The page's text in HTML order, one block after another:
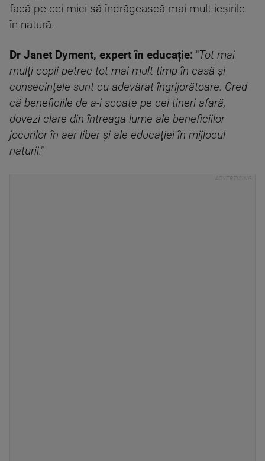
facă pe cei mici să îndrăgească mai mult ieşirile
în natură.
Dr Janet Dyment, expert în educație: "Tot mai
mulţi copii petrec tot mai mult timp în casă şi
consecinţele sunt cu adevărat îngrijorătoare. Cred
că beneficiile de a-i scoate pe cei tineri afară,
dovezi clare din întreaga lume ale beneficiilor
jocurilor în aer liber şi ale educaţiei în mijlocul
naturii."